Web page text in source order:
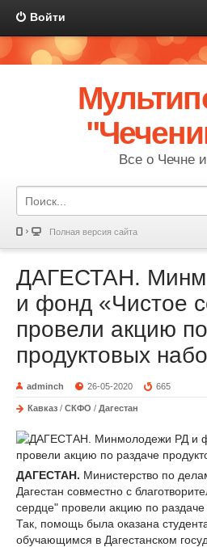
Войти
Все о Чечне
Полная версия сайта
ДАГЕСТАН.
и фонд «Чистое
провели акцию
продуктовых
adminch 26-05-2020 665
Кавказ / СКФО / Дагестан
ДАГЕСТАН. Министерство по
Дагестан совместно с
сердце" провели акцию по раздаче
Так, помощь была оказана
обучающимся в Дагестанском